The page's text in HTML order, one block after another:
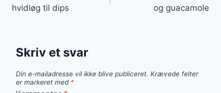
hvidløg til dips
og guacamole
Skriv et svar
Din e-mailadresse vil ikke blive publiceret. Krævede felter
er markeret med *